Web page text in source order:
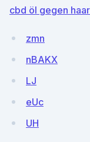
cbd öl gegen
zmn
nBAKX
LJ
eUc
UH